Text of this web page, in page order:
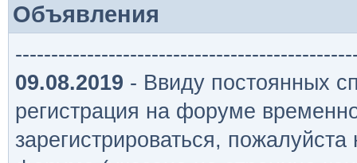
Объявления
09.08.2019 - Ввиду постоянных
регистрация на форуме
зарегистрироваться,